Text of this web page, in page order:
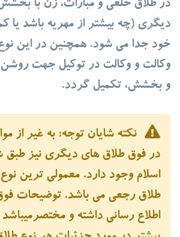
در طلاق خلعى و مبارات، زن با
ديگری (چه بيشتر از مهريه باشد يا
خود جدا می شود. همچنين در این نوع
وکالت و وکالت در توکیل جهت
و بخشش، تکمیل گردد.
نکته شایان توجه: به غیر از
در فوق طلاق های دیگری نیز
اسلام وجود دارد. معمولی ترین
طلاق رجعی می باشد. توضیحات
اطلاع رسانی داشته و